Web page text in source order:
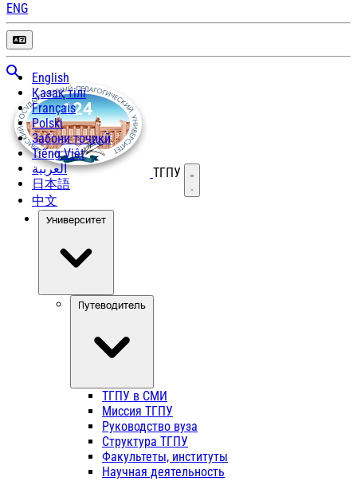
ENG
English
Қазақ тілі
Français
Polski
Забони тоҷикӣ
Tiếng Việt
العربية
日本語
中文
ТГПУ Открыть меню
Университет
Путеводитель
ТГПУ в СМИ
Миссия ТГПУ
Руководство вуза
Структура ТГПУ
Факультеты, институты
Научная деятельность